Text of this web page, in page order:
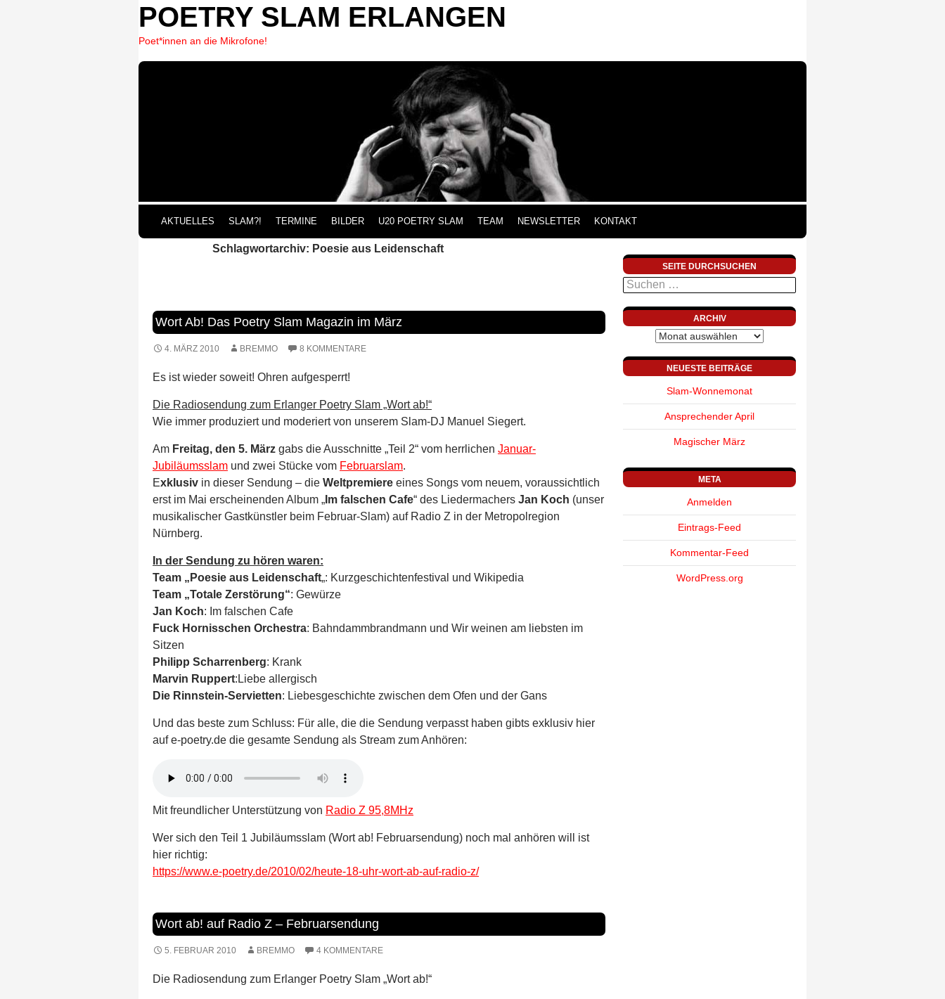
POETRY SLAM ERLANGEN
Poet*innen an die Mikrofone!
AKTUELLES
SLAM?! TERMINE BILDER U20 POETRY SLAM TEAM NEWSLETTER KONTAKT
Schlagwortarchiv: Poesie aus Leidenschaft
Wort Ab! Das Poetry Slam Magazin im März
4. MÄRZ 2010 BREMMO 8 KOMMENTARE
Es ist wieder soweit! Ohren aufgesperrt!
Die Radiosendung zum Erlanger Poetry Slam „Wort ab!“
Wie immer produziert und moderiert von unserem Slam-DJ Manuel Siegert.
Am Freitag, den 5. März gabs die Ausschnitte „Teil 2“ vom herrlichen Januar-
Jubiläumsslam und zwei Stücke vom Februarslam.
Exklusiv in dieser Sendung – die Weltpremiere eines Songs vom neuem, voraussichtlich
erst im Mai erscheinenden Album „ Im falschen Cafe“ des Liedermachers Jan Koch (unser
musikalischer Gastkünstler beim Februar-Slam) auf Radio Z in der Metropolregion
Nürnberg.
In der Sendung zu hören waren:
Team „Poesie aus Leidenschaft„: Kurzgeschichtenfestival und Wikipedia
Team „Totale Zerstörung“: Gewürze
Jan Koch: Im falschen Cafe
Fuck Hornisschen Orchestra: Bahndammbrandmann und Wir weinen am liebsten im
Sitzen
Philipp Scharrenberg: Krank
Marvin Ruppert:Liebe allergisch
Die Rinnstein-Servietten: Liebesgeschichte zwischen dem Ofen und der Gans
Und das beste zum Schluss: Für alle, die die Sendung verpasst haben gibts exklusiv hier
auf e-poetry.de die gesamte Sendung als Stream zum Anhören:
Mit freundlicher Unterstützung von Radio Z 95,8MHz
Wer sich den Teil 1 Jubiläumsslam (Wort ab! Februarsendung) noch mal anhören will ist
hier richtig:
https://www.e-poetry.de/2010/02/heute-18-uhr-wort-ab-auf-radio-z/
Wort ab! auf Radio Z – Februarsendung
5. FEBRUAR 2010 BREMMO 4 KOMMENTARE
Die Radiosendung zum Erlanger Poetry Slam „Wort ab!“
SEITE DURCHSUCHEN
Suchen
nach:
ARCHIV
Archiv
NEUESTE BEITRÄGE
Slam-Wonnemonat
Ansprechender April
Magischer März
META
Anmelden
Eintrags-Feed
Kommentar-Feed
WordPress.org